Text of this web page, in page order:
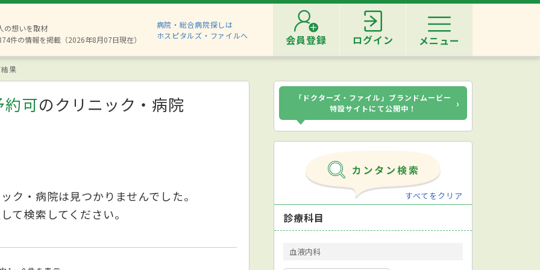
の想いを取材
件の情報を掲載（2026年8月07日現在）
病院・総合病院探しは
ホスピタルズ・ファイルへ
会員登録 ログイン メニュー
果
約可のクリニック・病院
ク・病院は見つかりませんでした。
て検索してください。
「ドクターズ・ファイル」ブランドムービー
特設サイトにて公開中！
›
すべてをクリア
診療科目
血液内科